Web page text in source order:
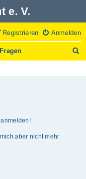
e. V.
Anmelden
Registrieren
u
aber nicht mehr